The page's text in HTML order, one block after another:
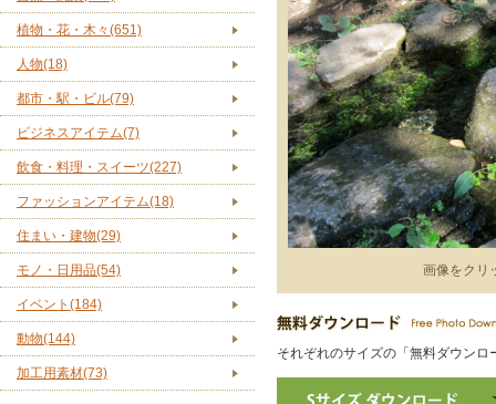
植物・花・木々(651)
人物(18)
都市・駅・ビル(79)
ビジネスアイテム(7)
飲食・料理・スイーツ(227)
ファッションアイテム(18)
住まい・建物(29)
モノ・日用品(54)
イベント(184)
動物(144)
加工用素材(73)
画像をクリ
それぞれのサイズの「無料ダウン